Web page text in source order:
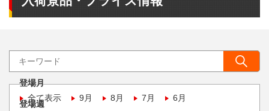
登場月
全て表示
9月 8月 7月 6月
登場週